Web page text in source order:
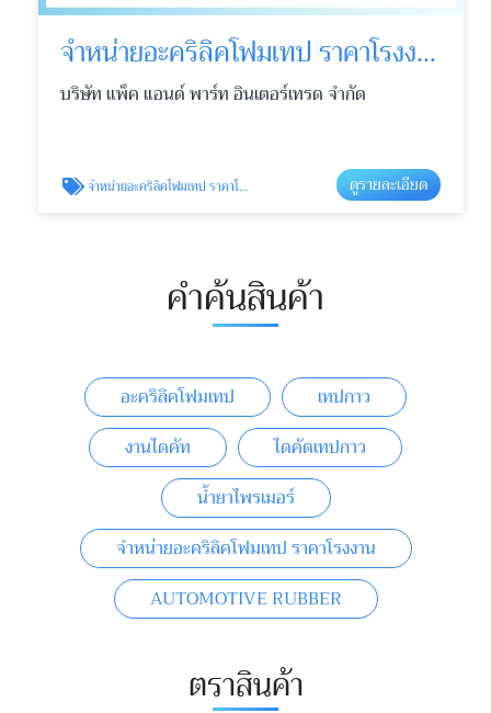
จำหน่ายอะคริลิคโฟมเทป ราคาโรงงาน
บริษัท แพ็ค แอนด์ พาร์ท อินเตอร์เทรด จำกัด
จำหน่ายอะคริลิคโฟมเทป ราคาโรงงาน ดูรายละเอียด
คำค้นสินค้า
อะคริลิคโฟมเทป
เทปกาว
งานไดคัท
ไดคัดเทปกาว
น้ำยาไพรเมอร์
จำหน่ายอะคริลิคโฟมเทป ราคาโรงงาน
AUTOMOTIVE RUBBER
ตราสินค้า